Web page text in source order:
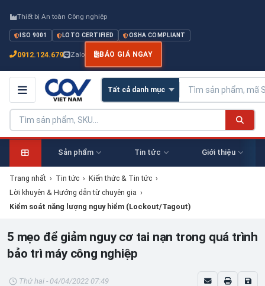
Thiết bị An toàn Công nghiệp
ISO 9001 LOTO CERTIFIED OSHA COMPLIANT
0912.124.679 Zalo BÁO GIÁ NGAY
Sản phẩm Tin tức Giới thiệu
Trang nhất › Tin tức › Kiến thức & Tin tức ›
Lời khuyên & Hướng dẫn từ chuyên gia ›
Kiểm soát năng lượng nguy hiểm (Lockout/Tagout)
5 mẹo để giảm nguy cơ tai nạn trong quá trình
bảo trì máy công nghiệp
Thứ hai - 04/04/2022 07:49